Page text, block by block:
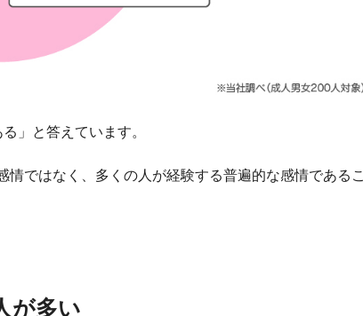
」と答えています。
ではなく、多くの人が経験する普遍的な感情であるこ
が多い